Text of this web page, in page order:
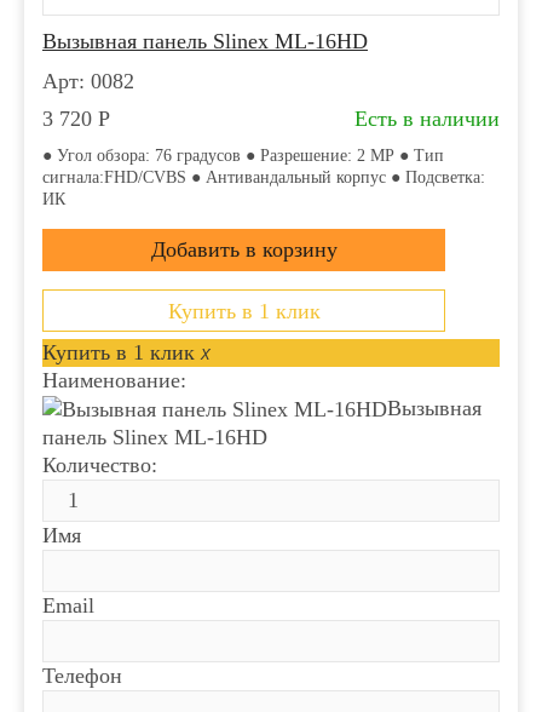
Вызывная панель Slinex ML-16HD
Арт: 0082
3 720 Р Есть в наличии
● Угол обзора: 76 градусов ● Разрешение: 2 МР ● Тип
сигнала:FHD/CVBS ● Антивандальный корпус ● Подсветка:
ИК
Купить в 1 клик
Купить в 1 клик x
Наименование:
Вызывная
панель Slinex ML-16HD
Количество:
Имя
Email
Телефон